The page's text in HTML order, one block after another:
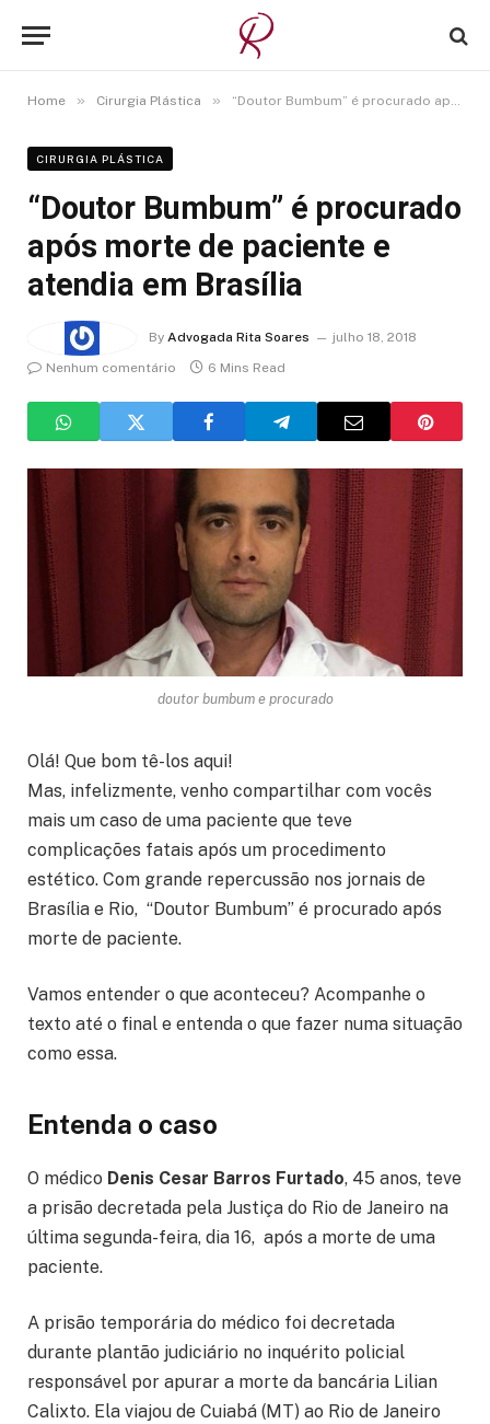
Home » Cirurgia Plástica » “Doutor Bumbum” é procurado após morte de paciente e atendia em Brasília
CIRURGIA PLÁSTICA
“Doutor Bumbum” é procurado
após morte de paciente e
atendia em Brasília
By Advogada Rita Soares
julho 18, 2018
Nenhum comentário
6 Mins Read
doutor bumbum e procurado
Olá! Que bom tê-los aqui!
Mas, infelizmente, venho compartilhar com vocês
mais um caso de uma paciente que teve
complicações fatais após um procedimento
estético. Com grande repercussão nos jornais de
Brasília e Rio, “Doutor Bumbum” é procurado após
morte de paciente.
Vamos entender o que aconteceu? Acompanhe o
texto até o final e entenda o que fazer numa situação
como essa.
Entenda o caso
O médico Denis Cesar Barros Furtado, 45 anos, teve
a prisão decretada pela Justiça do Rio de Janeiro na
última segunda-feira, dia 16, após a morte de uma
paciente.
A prisão temporária do médico foi decretada
durante plantão judiciário no inquérito policial
responsável por apurar a morte da bancária Lilian
Calixto. Ela viajou de Cuiabá (MT) ao Rio de Janeiro